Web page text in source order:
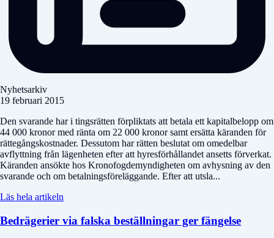
Nyhetsarkiv
19 februari 2015
Den svarande har i tingsrätten förpliktats att betala ett kapitalbelopp om
44 000 kronor med ränta om 22 000 kronor samt ersätta käranden för
rättegångskostnader. Dessutom har rätten beslutat om omedelbar
avflyttning från lägenheten efter att hyresförhållandet ansetts förverkat.
Käranden ansökte hos Kronofogdemyndigheten om avhysning av den
svarande och om betalningsföreläggande. Efter att utsla...
Läs hela artikeln
Bedrägerier via falska beställningar ger fängelse